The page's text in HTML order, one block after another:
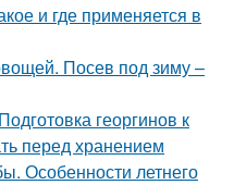
и где применяется в
Посев под зиму –
георгинов к
перед хранением
Особенности летнего